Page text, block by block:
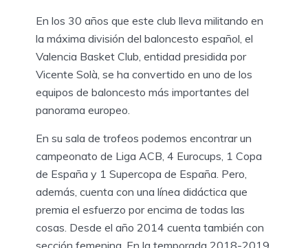
En los 30 años que este club lleva militando en
la máxima división del baloncesto español, el
Valencia Basket Club, entidad presidida por
Vicente Solà, se ha convertido en uno de los
equipos de baloncesto más importantes del
panorama europeo.
En su sala de trofeos podemos encontrar un
campeonato de Liga ACB, 4 Eurocups, 1 Copa
de España y 1 Supercopa de España. Pero,
además, cuenta con una línea didáctica que
premia el esfuerzo por encima de todas las
cosas. Desde el año 2014 cuenta también con
sección femenina. En la temporada 2018-2019